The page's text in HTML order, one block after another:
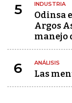
5 INDUSTRIA
Odinsa
Argos
manejo
6 ANÁLISIS
Las